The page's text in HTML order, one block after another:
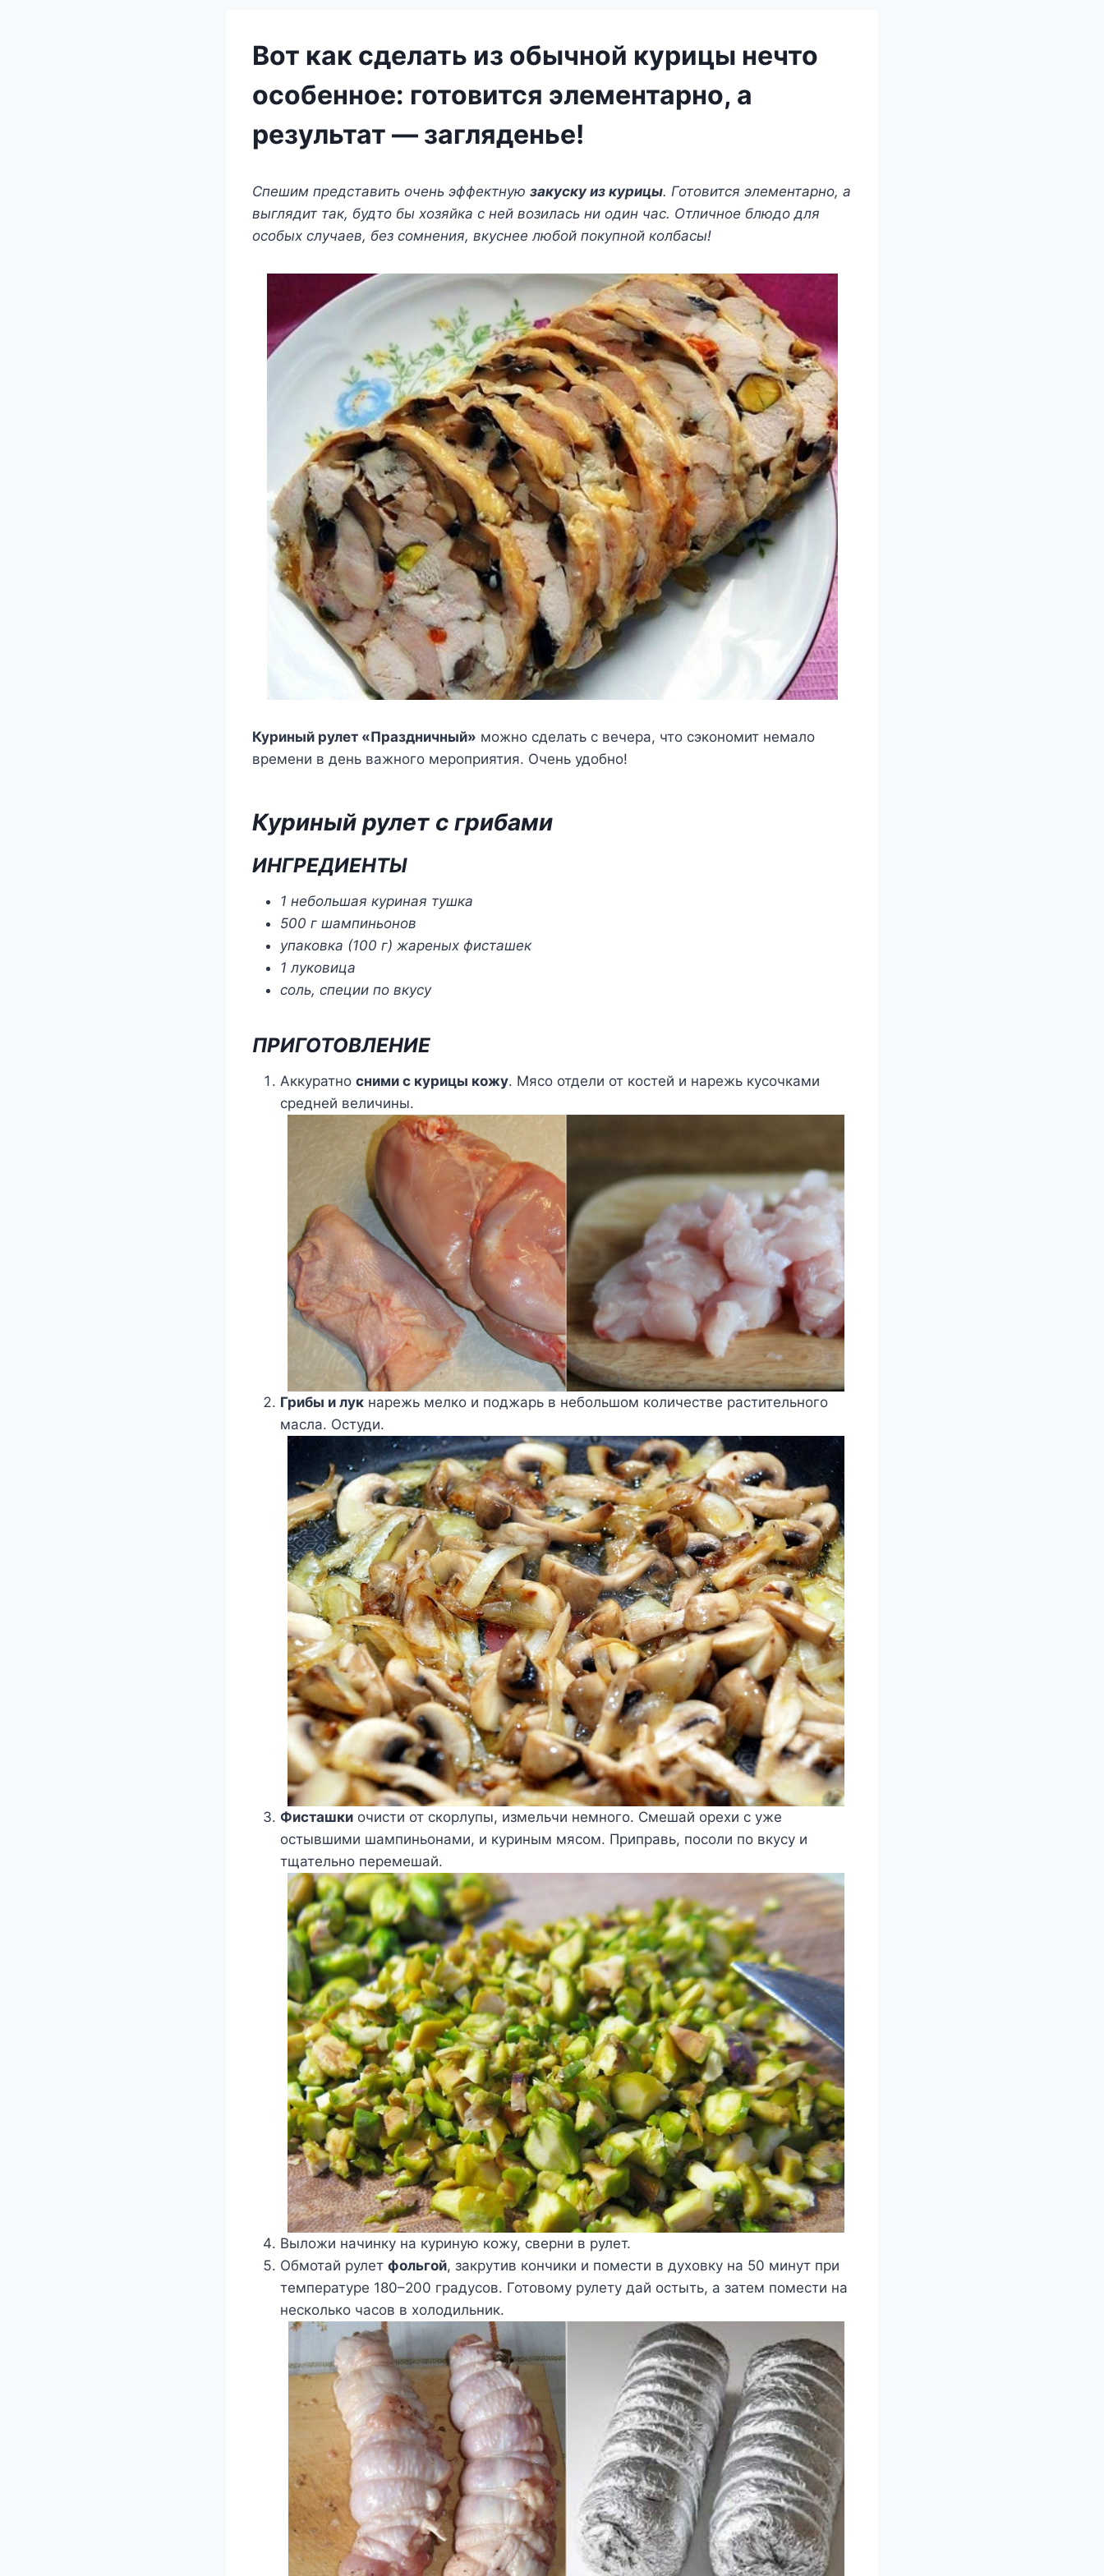
Вот как сделать из обычной курицы нечто
особенное: готовится элементарно, а
результат — загляденье!
Спешим представить очень эффектную закуску из курицы. Готовится элементарно, а
выглядит так, будто бы хозяйка с ней возилась ни один час. Отличное блюдо для
особых случаев, без сомнения, вкуснее любой покупной колбасы!
Куриный рулет «Праздничный» можно сделать с вечера, что сэкономит немало
времени в день важного мероприятия. Очень удобно!
Куриный рулет с грибами
ИНГРЕДИЕНТЫ
1 небольшая куриная тушка
500 г шампиньонов
упаковка (100 г) жареных фисташек
1 луковица
соль, специи по вкусу
ПРИГОТОВЛЕНИЕ
Аккуратно сними с курицы кожу. Мясо отдели от костей и нарежь кусочками
средней величины.
Грибы и лук нарежь мелко и поджарь в небольшом количестве растительного
масла. Остуди.
Фисташки очисти от скорлупы, измельчи немного. Смешай орехи с уже
остывшими шампиньонами, и куриным мясом. Приправь, посоли по вкусу и
тщательно перемешай.
Выложи начинку на куриную кожу, сверни в рулет.
Обмотай рулет фольгой, закрутив кончики и помести в духовку на 50 минут при
температуре 180–200 градусов. Готовому рулету дай остыть, а затем помести на
несколько часов в холодильник.